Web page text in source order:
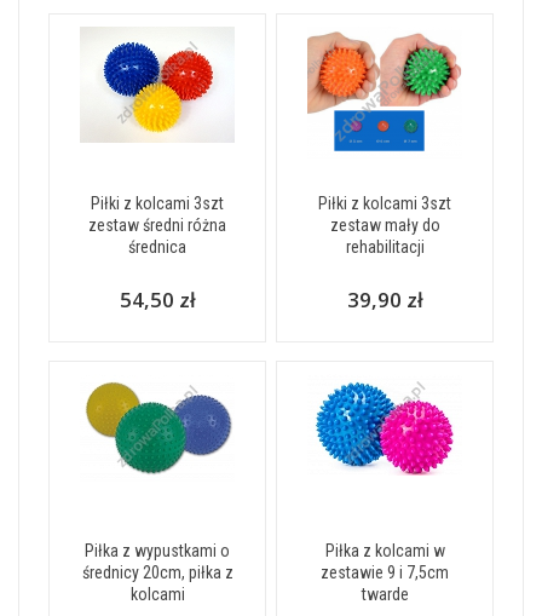
Piłki z kolcami 3szt
zestaw średni różna
średnica
54,50 zł
Piłki z kolcami 3szt
zestaw mały do
rehabilitacji
39,90 zł
Piłka z wypustkami o
średnicy 20cm, piłka z
kolcami
Piłka z kolcami w
zestawie 9 i 7,5cm
twarde